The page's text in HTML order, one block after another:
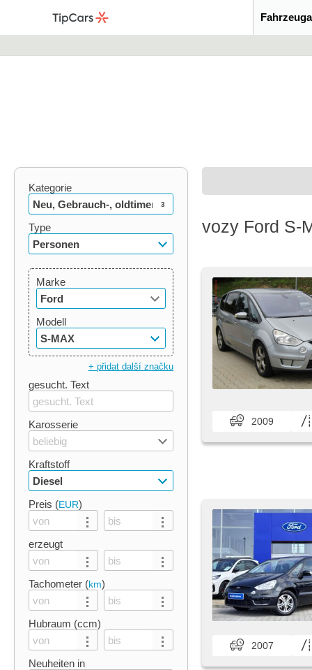
Kategorie
Neu, Gebrauch-, oldtimer
3
Type
Personen
Marke
Ford
Modell
S-MAX
+ přidat další značku
gesucht. Text
Karosserie
beliebig
Kraftstoff
Diesel
Preis (EUR)
erzeugt
Tachometer (km)
Hubraum (ccm)
Neuheiten in
vozy Ford S-
2009
2007